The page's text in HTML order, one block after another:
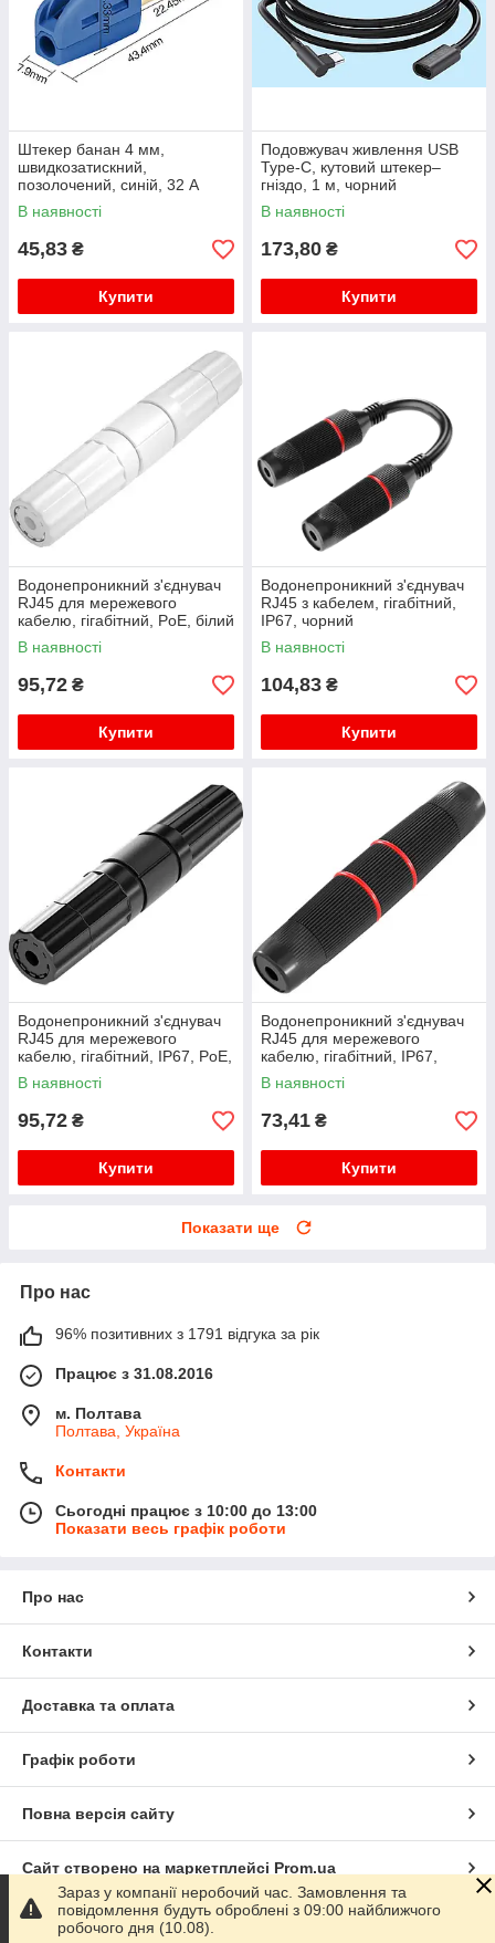
Штекер банан 4 мм,
швидкозатискний,
позолочений, синій, 32 А
В наявності
45,83 ₴
Купити
Подовжувач живлення USB
Type-C, кутовий штекер–
гніздо, 1 м, чорний
В наявності
173,80 ₴
Купити
Водонепроникний з'єднувач
RJ45 для мережевого
кабелю, гігабітний, PoE, білий
В наявності
95,72 ₴
Купити
Водонепроникний з'єднувач
RJ45 з кабелем, гігабітний,
IP67, чорний
В наявності
104,83 ₴
Купити
Водонепроникний з'єднувач
RJ45 для мережевого
кабелю, гігабітний, IP67, PoE,
чорний
В наявності
95,72 ₴
Купити
Водонепроникний з'єднувач
RJ45 для мережевого
кабелю, гігабітний, IP67,
чорний, WDT-IP67ZT/B
В наявності
73,41 ₴
Купити
Показати ще
Про нас
96% позитивних з 1791 відгука за рік
Працює з 31.08.2016
м. Полтава
Полтава, Україна
Контакти
Сьогодні працює з 10:00 до 13:00
Показати весь графік роботи
Про нас
Контакти
Доставка та оплата
Графік роботи
Повна версія сайту
Сайт створено на маркетплейсі Prom.ua
Політика конфіденційності
Зараз у компанії неробочий час. Замовлення та
повідомлення будуть оброблені з 09:00 найближчого
робочого дня (10.08).